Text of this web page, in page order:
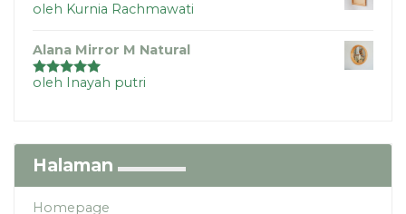
oleh Kurnia Rachmawati
Alana Mirror M Natural
Dinilai 5dari
oleh Inayah putri
Halaman
Homepage